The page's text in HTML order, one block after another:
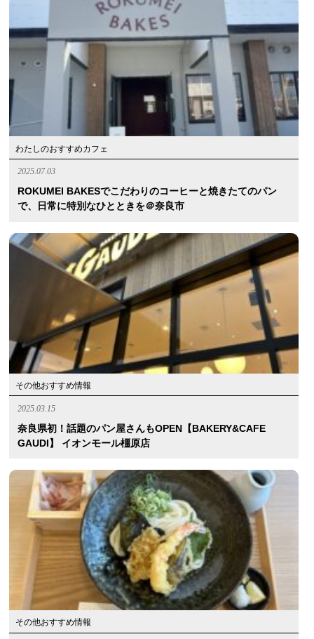
わたしのおすすめカフェ
2025.07.03
ROKUMEI BAKESでこだわりのコーヒーと焼きたてのパン
で、日常に特別なひとときを＠奈良市
その他おすすめ情報
2025.03.15
奈良県初！話題のパン屋さんもOPEN【BAKERY&CAFE
GAUDI】 イオンモール橿原店
その他おすすめ情報